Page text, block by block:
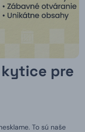
kytice pre
To sú naše